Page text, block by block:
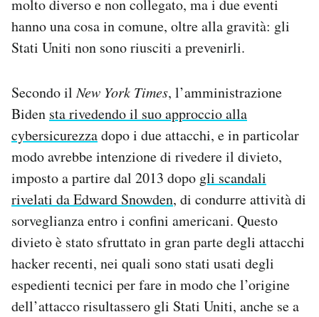
molto diverso e non collegato, ma i due eventi
hanno una cosa in comune, oltre alla gravità: gli
Stati Uniti non sono riusciti a prevenirli.
Secondo ilNew York Times, l’amministrazione
Biden sta rivedendo il suo approccio alla
cybersicurezzadopo i due attacchi, e in particolar
modo avrebbe intenzione di rivedere il divieto,
imposto a partire dal 2013 dopo gli scandali
rivelati da Edward Snowden, di condurre attività di
sorveglianza entro i confini americani. Questo
divieto è stato sfruttato in gran parte degli attacchi
hacker recenti, nei quali sono stati usati degli
espedienti tecnici per fare in modo che l’origine
dell’attacco risultassero gli Stati Uniti, anche se a